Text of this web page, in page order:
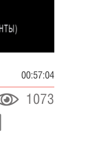
00:57:04
1073